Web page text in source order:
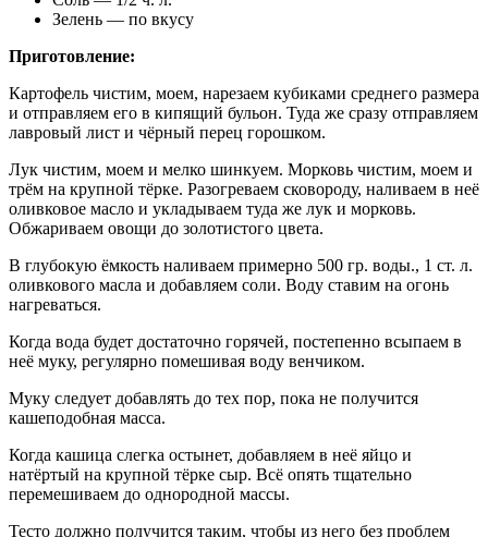
Зелень — по вкусу
Приготовление:
Картофель чистим, моем, нарезаем кубиками среднего размера
и отправляем его в кипящий бульон. Туда же сразу отправляем
лавровый лист и чёрный перец горошком.
Лук чистим, моем и мелко шинкуем. Морковь чистим, моем и
трём на крупной тёрке. Разогреваем сковороду, наливаем в неё
оливковое масло и укладываем туда же лук и морковь.
Обжариваем овощи до золотистого цвета.
В глубокую ёмкость наливаем примерно 500 гр. воды., 1 ст. л.
оливкового масла и добавляем соли. Воду ставим на огонь
нагреваться.
Когда вода будет достаточно горячей, постепенно всыпаем в
неё муку, регулярно помешивая воду венчиком.
Муку следует добавлять до тех пор, пока не получится
кашеподобная масса.
Когда кашица слегка остынет, добавляем в неё яйцо и
натёртый на крупной тёрке сыр. Всё опять тщательно
перемешиваем до однородной массы.
Тесто должно получится таким, чтобы из него без проблем